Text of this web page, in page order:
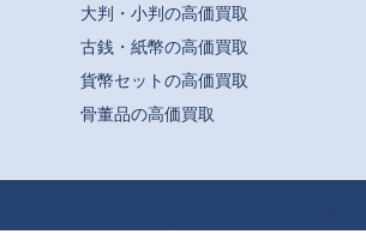
大判・小判の高価買取
古銭・紙幣の高価買取
貨幣セットの高価買取
骨董品の高価買取